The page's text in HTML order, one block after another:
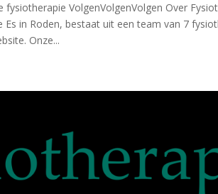
fysiotherapie VolgenVolgenVolgen Over
Es in Roden, bestaat uit een team van 7
Onze...